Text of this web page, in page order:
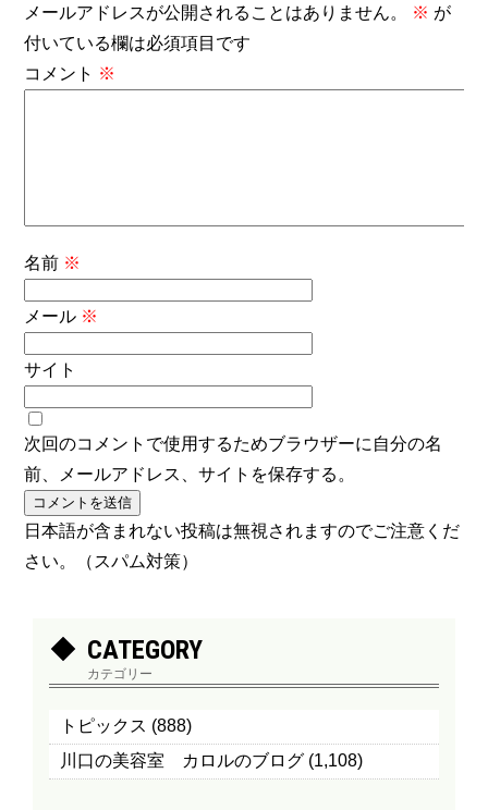
メールアドレスが公開されることはありません。 ※ が
付いている欄は必須項目です
コメント ※
名前 ※
メール ※
サイト
次回のコメントで使用するためブラウザーに自分の名
前、メールアドレス、サイトを保存する。
日本語が含まれない投稿は無視されますのでご注意くだ
さい。（スパム対策）
CATEGORY
カテゴリー
トピックス (888)
川口の美容室 カロルのブログ (1,108)